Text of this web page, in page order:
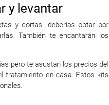
y levantar
y cortas, deberías optar por
También te encantarán los
pero te asustan los precios del
tratamiento en casa. Estos kits